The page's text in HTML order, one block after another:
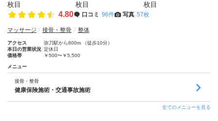
4.80 口コミ 96件 写真 57枚
マッサージ 接骨・整骨 整体
アクセス
弥刀駅から800m （徒歩10分）
本日の営業状況 定休日
価格帯
￥500〜￥5,500
メニュー
接骨・整骨
健康保険施術・交通事故施術
全てのメニューを見る